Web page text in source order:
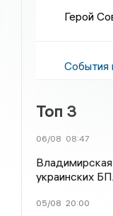
Герой
События
Топ 3
06/08 08:47
украинских
05/08 20:00